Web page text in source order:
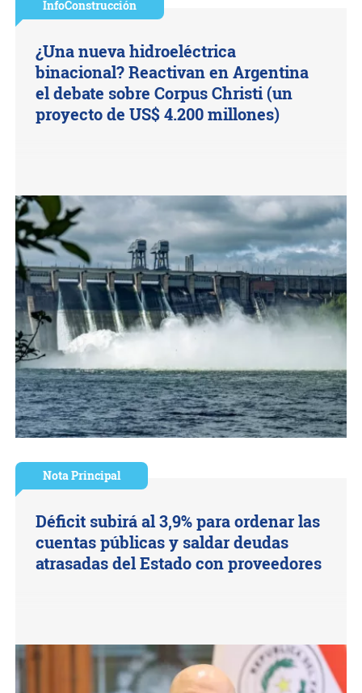
InfoConstrucción
¿Una nueva hidroeléctrica
binacional? Reactivan en Argentina
el debate sobre Corpus Christi (un
proyecto de US$ 4.200 millones)
Nota Principal
Déficit subirá al 3,9% para ordenar las
cuentas públicas y saldar deudas
atrasadas del Estado con proveedores